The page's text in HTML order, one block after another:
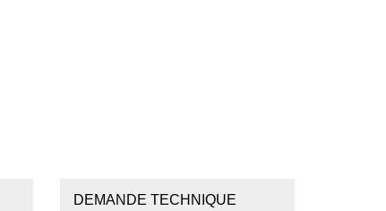
DEMANDE TECHNIQUE